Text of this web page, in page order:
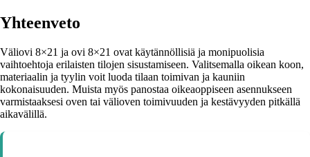
Yhteenveto
Väliovi 8×21 ja ovi 8×21 ovat käytännöllisiä ja monipuolisia
vaihtoehtoja erilaisten tilojen sisustamiseen. Valitsemalla oikean koon,
materiaalin ja tyylin voit luoda tilaan toimivan ja kauniin
kokonaisuuden. Muista myös panostaa oikeaoppiseen asennukseen
varmistaaksesi oven tai välioven toimivuuden ja kestävyyden pitkällä
aikavälillä.